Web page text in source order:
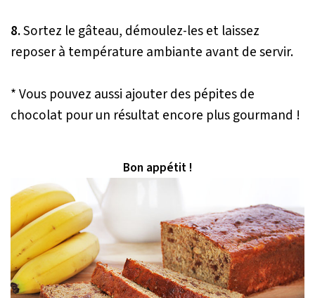
8.Sortez le gâteau, démoulez-les et laissez
reposer à température ambiante avant de servir.
* Vous pouvez aussi ajouter des pépites de
chocolat pour un résultat encore plus gourmand !
Bon appétit !